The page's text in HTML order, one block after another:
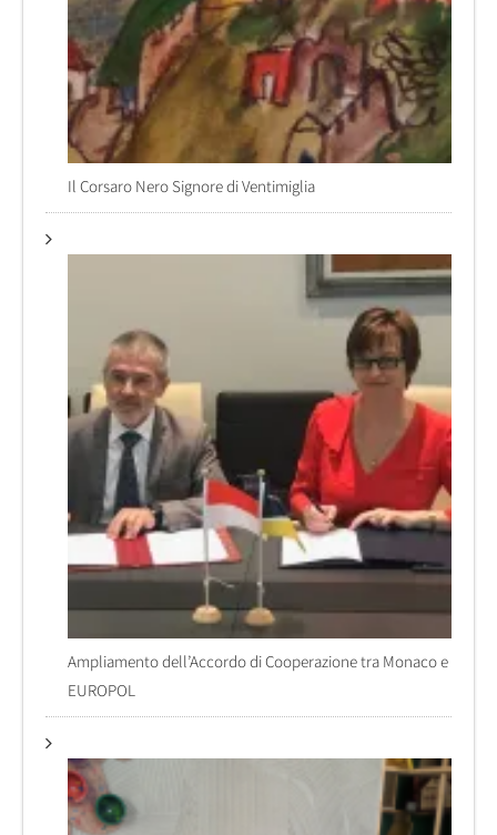
Il Corsaro Nero Signore di Ventimiglia
Ampliamento dell’Accordo di Cooperazione tra Monaco e
EUROPOL